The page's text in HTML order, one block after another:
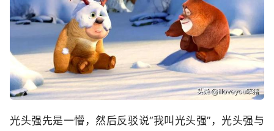
光头强先是一懵，然后反驳说“我叫光头强”，光头强与